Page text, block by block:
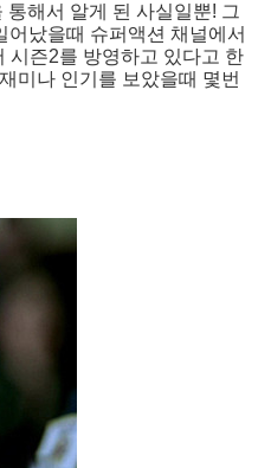
해서 알게 된 사실일뿐! 그
났을때 슈퍼액션 채널에서
시즌2를 방영하고 있다고 한
미나 인기를 보았을때 몇번